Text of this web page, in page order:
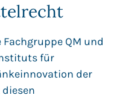
Fachgruppe QM und
für
der